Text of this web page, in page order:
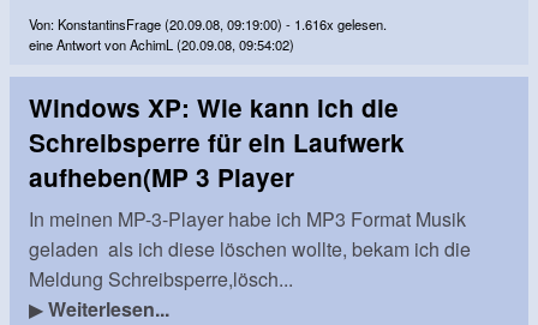
Von: KonstantinsFrage (20.09.08, 09:19:00) - 1.616x gelesen.
eine Antwort von AchimL (20.09.08, 09:54:02)
Windows XP: Wie kann ich die
Schreibsperre für ein Laufwerk
aufheben(MP 3 Player
In meinen MP-3-Player habe ich MP3 Format Musik
geladen als ich diese löschen wollte, bekam ich die
Meldung Schreibsperre,lösch...
▶Weiterlesen...